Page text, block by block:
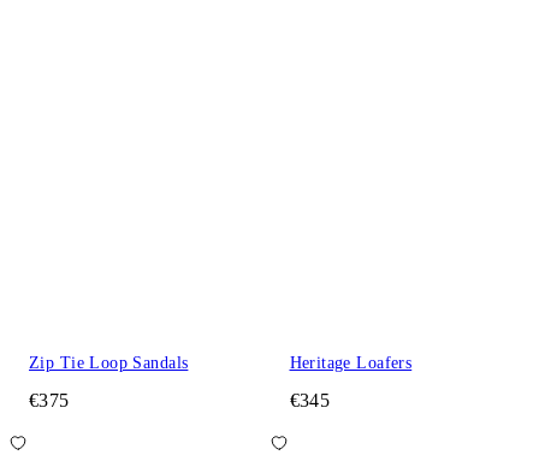
Zip Tie Loop Sandals
€375
Heritage Loafers
€345